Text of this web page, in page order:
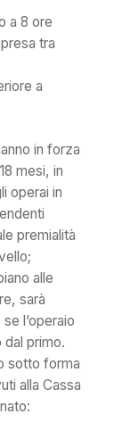
a 8 ore
tra
a
in forza
mesi, in
operai in
premialità
alle
sarà
l’operaio
dal primo.
sotto forma
alla Cassa